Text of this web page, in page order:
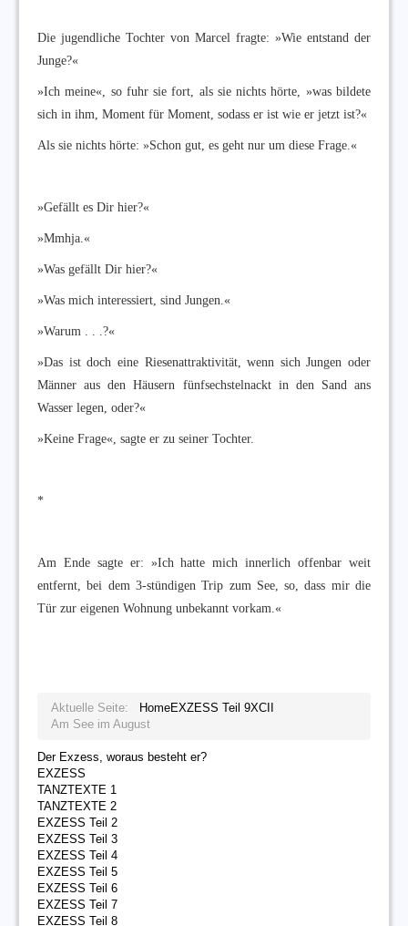
Die jugendliche Tochter von Marcel fragte: »Wie entstand der
Junge?«
»Ich meine«, so fuhr sie fort, als sie nichts hörte, »was bildete
sich in ihm, Moment für Moment, sodass er ist wie er jetzt ist?«
Als sie nichts hörte: »Schon gut, es geht nur um diese Frage.«
»Gefällt es Dir hier?«
»Mmhja.«
»Was gefällt Dir hier?«
»Was mich interessiert, sind Jungen.«
»Warum . . .?«
»Das ist doch eine Riesenattraktivität, wenn sich Jungen oder
Männer aus den Häusern fünfsechstelnackt in den Sand ans
Wasser legen, oder?«
»Keine Frage«, sagte er zu seiner Tochter.
*
Am Ende sagte er: »Ich hatte mich innerlich offenbar weit
entfernt, bei dem 3-stündigen Trip zum See, so, dass mir die
Tür zur eigenen Wohnung unbekannt vorkam.«
Aktuelle Seite: HomeEXZESS Teil 9XCII
Am See im August
Der Exzess, woraus besteht er?
EXZESS
TANZTEXTE 1
TANZTEXTE 2
EXZESS Teil 2
EXZESS Teil 3
EXZESS Teil 4
EXZESS Teil 5
EXZESS Teil 6
EXZESS Teil 7
EXZESS Teil 8